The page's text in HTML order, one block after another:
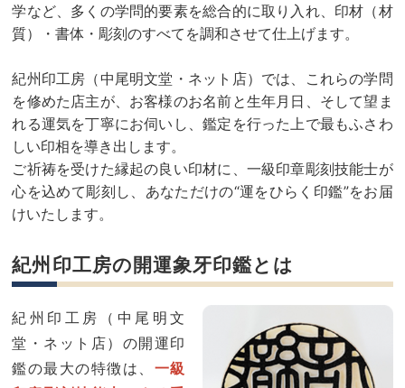
学など、多くの学問的要素を総合的に取り入れ、印材（材
質）・書体・彫刻のすべてを調和させて仕上げます。
紀州印工房（中尾明文堂・ネット店）では、これらの学問
を修めた店主が、お客様のお名前と生年月日、そして望ま
れる運気を丁寧にお伺いし、鑑定を行った上で最もふさわ
しい印相を導き出します。
ご祈祷を受けた縁起の良い印材に、一級印章彫刻技能士が
心を込めて彫刻し、あなただけの“運をひらく印鑑”をお届
けいたします。
紀州印工房の開運象牙印鑑とは
紀州印工房（中尾明文
堂・ネット店）の開運印
鑑の最大の特徴は、 一級